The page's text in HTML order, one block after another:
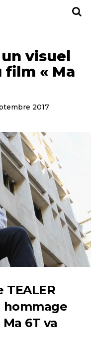
visuel
film « Ma
2017
hommage
6T va